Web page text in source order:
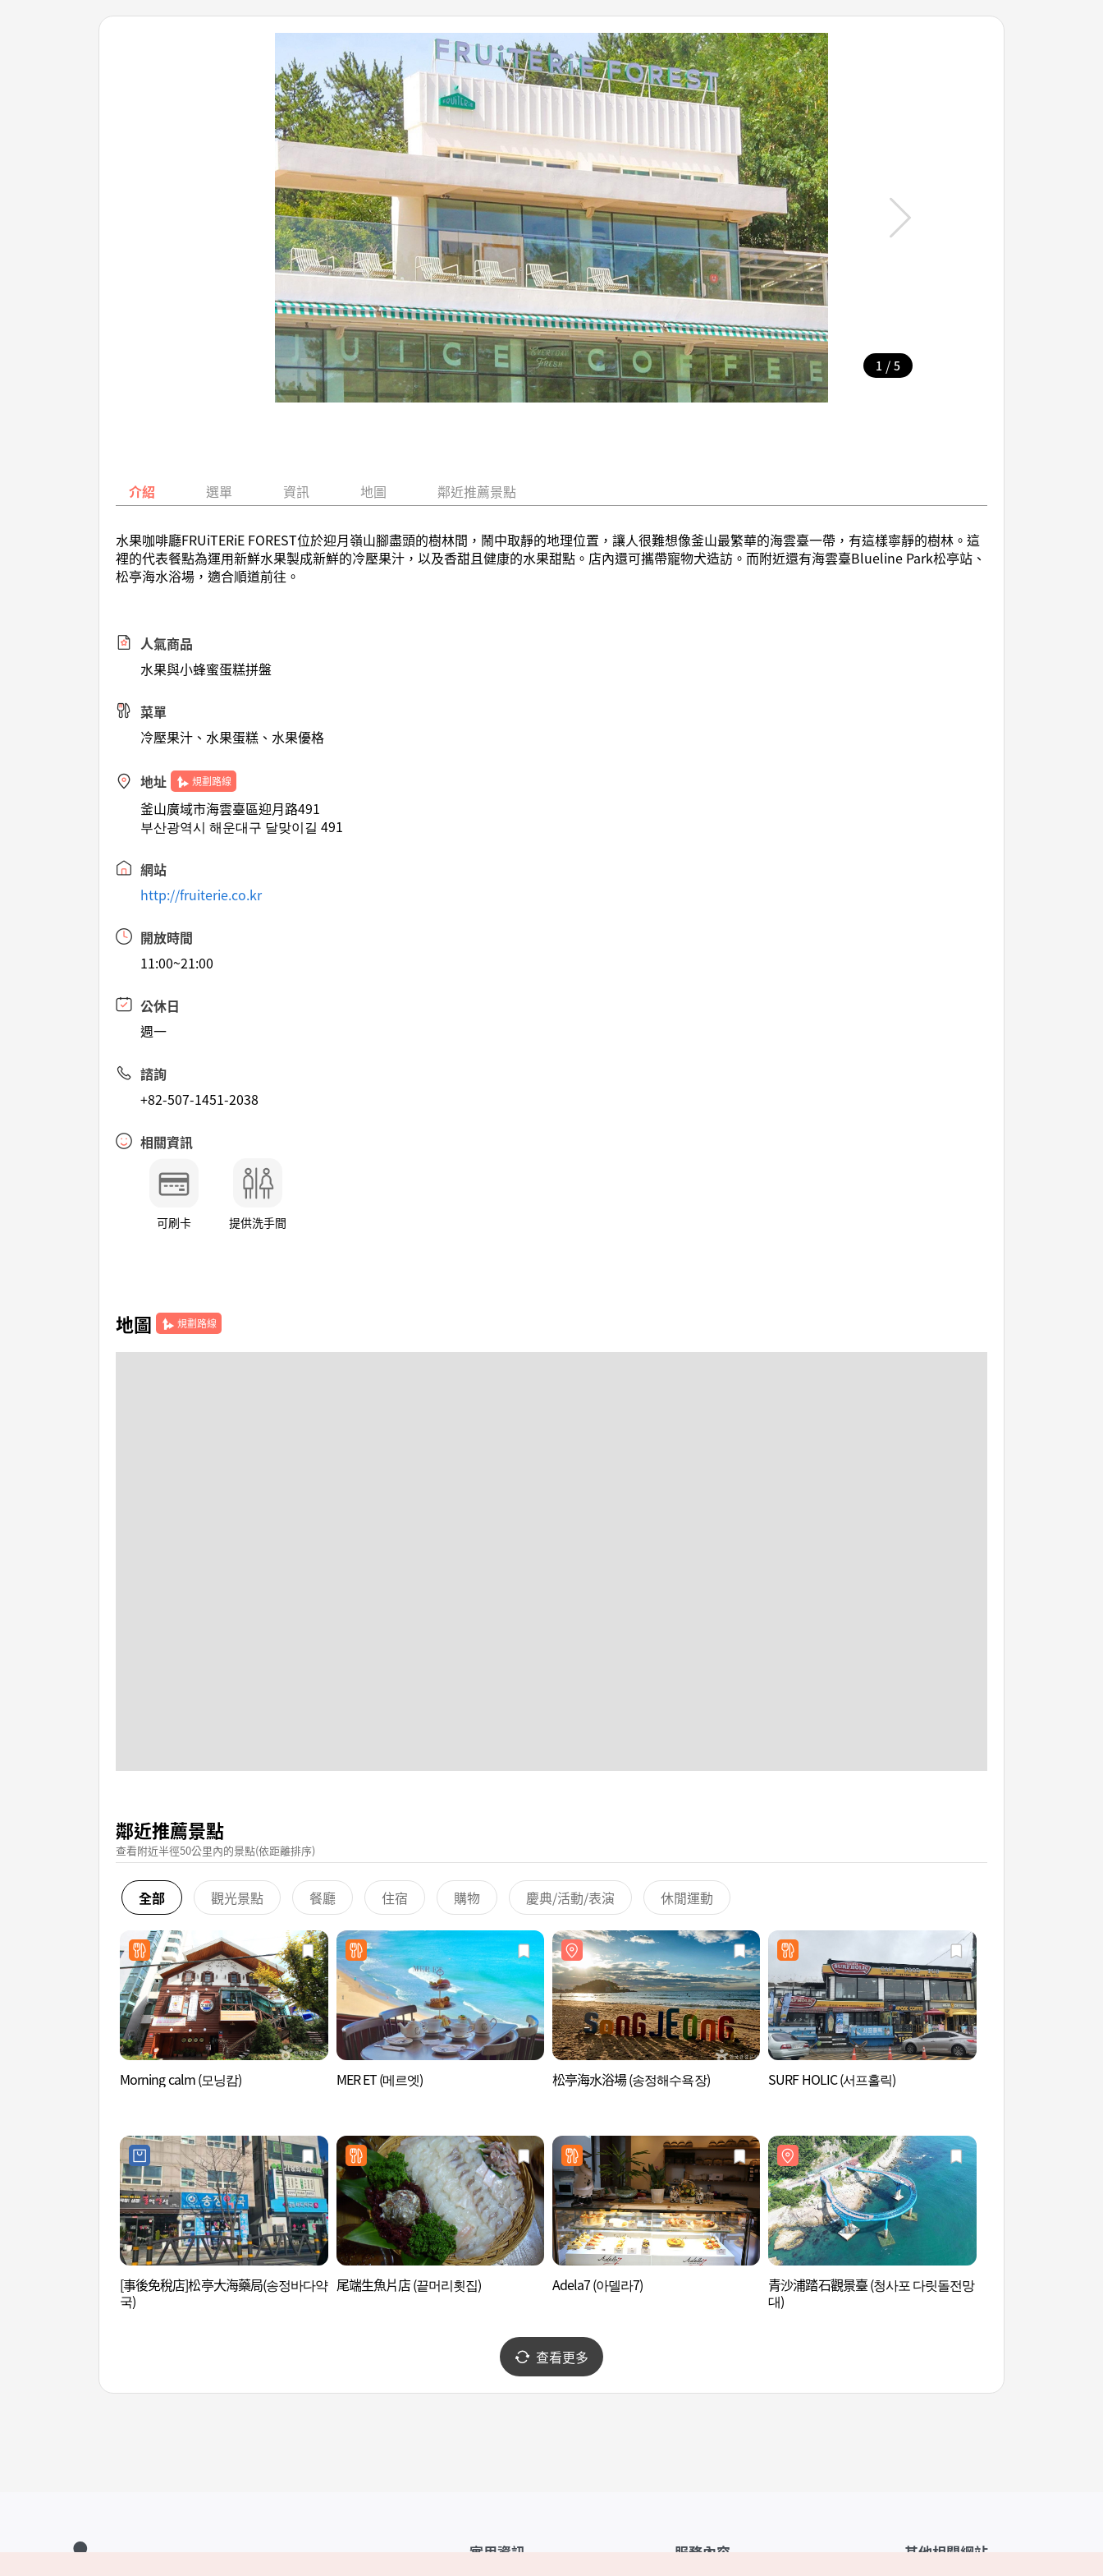
1 / 5
介紹 選單 資訊 地圖 鄰近推薦景點
水果咖啡廳FRUiTERiE FOREST位於迎月嶺山腳盡頭的樹林間，鬧中取靜的地理位置，讓人很難想像釜山最繁華的海雲臺一帶，有這樣寧靜的樹林。這
裡的代表餐點為運用新鮮水果製成新鮮的冷壓果汁，以及香甜且健康的水果甜點。店內還可攜帶寵物犬造訪。而附近還有海雲臺Blueline Park松亭站、
松亭海水浴場，適合順道前往。
人氣商品
水果與小蜂蜜蛋糕拼盤
菜單
冷壓果汁、水果蛋糕、水果優格
地址 規劃路線
釜山廣域市海雲臺區迎月路491
부산광역시 해운대구 달맞이길 491
網站
http://fruiterie.co.kr
開放時間
11:00~21:00
公休日
週一
諮詢
+82-507-1451-2038
相關資訊
可刷卡 提供洗手間
地圖 規劃路線
鄰近推薦景點
查看附近半徑50公里內的景點(依距離排序)
全部 觀光景點 餐廳 住宿 購物 慶典/活動/表演 休閒運動
Morning calm (모닝캄) MER ET (메르엣) 松亭海水浴場 (송정해수욕장) SURF HOLIC (서프홀릭)
[事後免稅店]松亭大海藥局(송정바다약
국)
尾端生魚片店 (끝머리횟집) Adela7 (아델라7)
青沙浦踏石觀景臺 (청사포 다릿돌전망
대)
查看更多
實用資訊 服務內容 其他相關網站